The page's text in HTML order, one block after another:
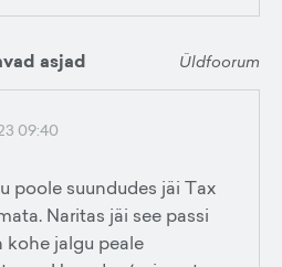
asjad Üldfoorum
09:40
poole suundudes jäi Tax
Naritas jäi see passi
kohe jalgu peale